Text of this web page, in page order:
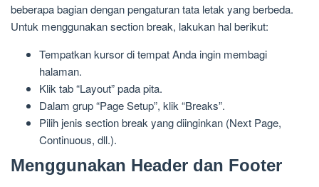
beberapa bagian dengan pengaturan tata letak yang berbeda.
Untuk menggunakan section break, lakukan hal berikut:
Tempatkan kursor di tempat Anda ingin membagi
halaman.
Klik tab “Layout” pada pita.
Dalam grup “Page Setup”, klik “Breaks”.
Pilih jenis section break yang diinginkan (Next Page,
Continuous, dll.).
Menggunakan Header dan Footer